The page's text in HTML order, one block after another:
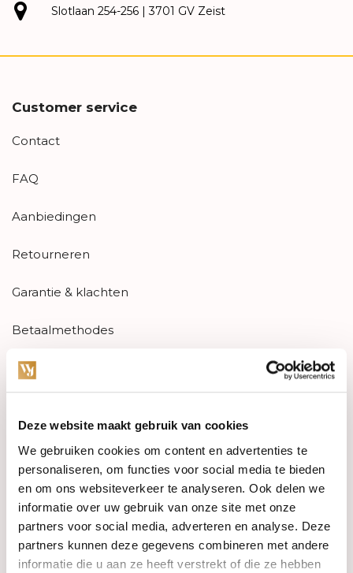
Deze website maakt gebruik van cookies
We gebruiken cookies om content en advertenties te
personaliseren, om functies voor social media te bieden
en om ons websiteverkeer te analyseren. Ook delen we
informatie over uw gebruik van onze site met onze
partners voor social media, adverteren en analyse. Deze
partners kunnen deze gegevens combineren met andere
informatie die u aan ze heeft verstrekt of die ze hebben
Slotlaan 254-256 | 3701 GV Zeist
Customer service
Contact
FAQ
Aanbiedingen
Retourneren
Garantie & klachten
Betaalmethodes
Sitemap
Categories
Watches
Jewellery
Wedding rings
PRE-OWNED